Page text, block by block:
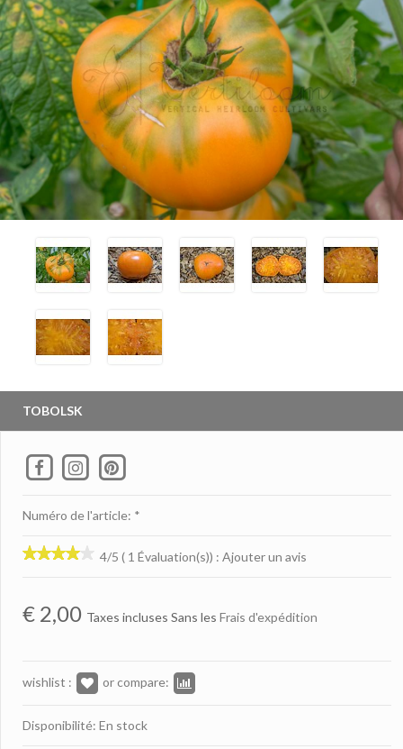
TOBOLSK
Numéro de l'article: *
4/5 ( 1 Évaluation(s)) : Ajouter un avis
€ 2,00 Taxes incluses Sans les Frais d'expédition
wishlist : or compare:
Disponibilité: En stock